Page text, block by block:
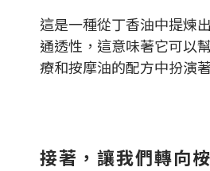
這是一種從丁香油中提煉
通透性，這意味著它可以
療和按摩油的配方中扮演
接著，讓我們轉向